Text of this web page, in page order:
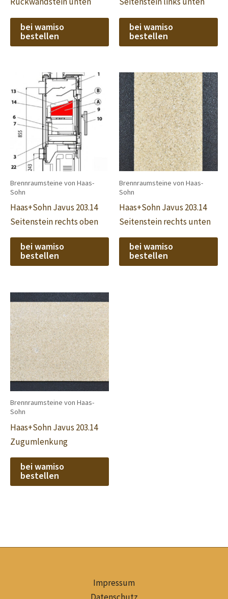
bei wamiso
bestellen
bei wamiso
bestellen
Brennraumsteine von Haas-
Sohn
Haas+Sohn Javus 203.14
Seitenstein rechts oben
bei wamiso
bestellen
Brennraumsteine von Haas-
Sohn
Haas+Sohn Javus 203.14
Seitenstein rechts unten
bei wamiso
bestellen
Brennraumsteine von Haas-
Sohn
Haas+Sohn Javus 203.14
Zugumlenkung
bei wamiso
bestellen
Impressum